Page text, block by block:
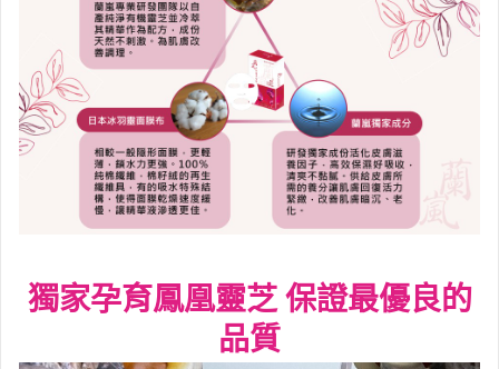
獨家孕育鳳凰靈芝 保證最優良的
品質